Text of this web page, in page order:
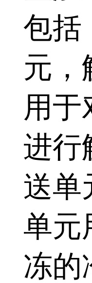
包括
元，
用于
进行
送单
单元
冻的